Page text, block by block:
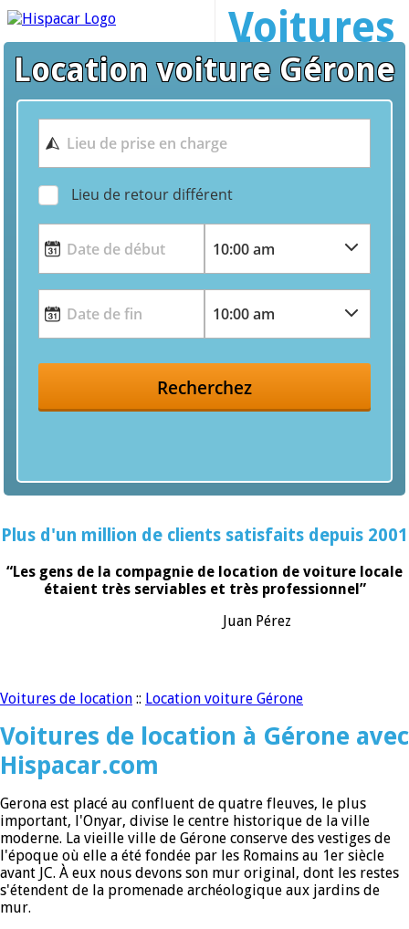
Voitures
de
location
Gérone
Location voiture Gérone
Lieu de retour différent
Recherchez
Plus d'un million de clients satisfaits depuis 2001
“Les gens de la compagnie de location de voiture locale
étaient très serviables et très professionnel”
Juan Pérez
Voitures de location :: Location voiture Gérone
Voitures de location à Gérone avec
Hispacar.com
Gerona est placé au confluent de quatre fleuves, le plus
important, l'Onyar, divise le centre historique de la ville
moderne. La vieille ville de Gérone conserve des vestiges de
l'époque où elle a été fondée par les Romains au 1er siècle
avant JC. À eux nous devons son mur original, dont les restes
s'étendent de la promenade archéologique aux jardins de
mur.